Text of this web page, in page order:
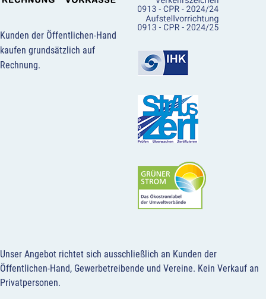
Kunden der Öffentlichen-Hand
kaufen grundsätzlich auf
Rechnung.
Unser Angebot richtet sich ausschließlich an Kunden der
Öffentlichen-Hand, Gewerbetreibende und Vereine. Kein Verkauf an
Privatpersonen.